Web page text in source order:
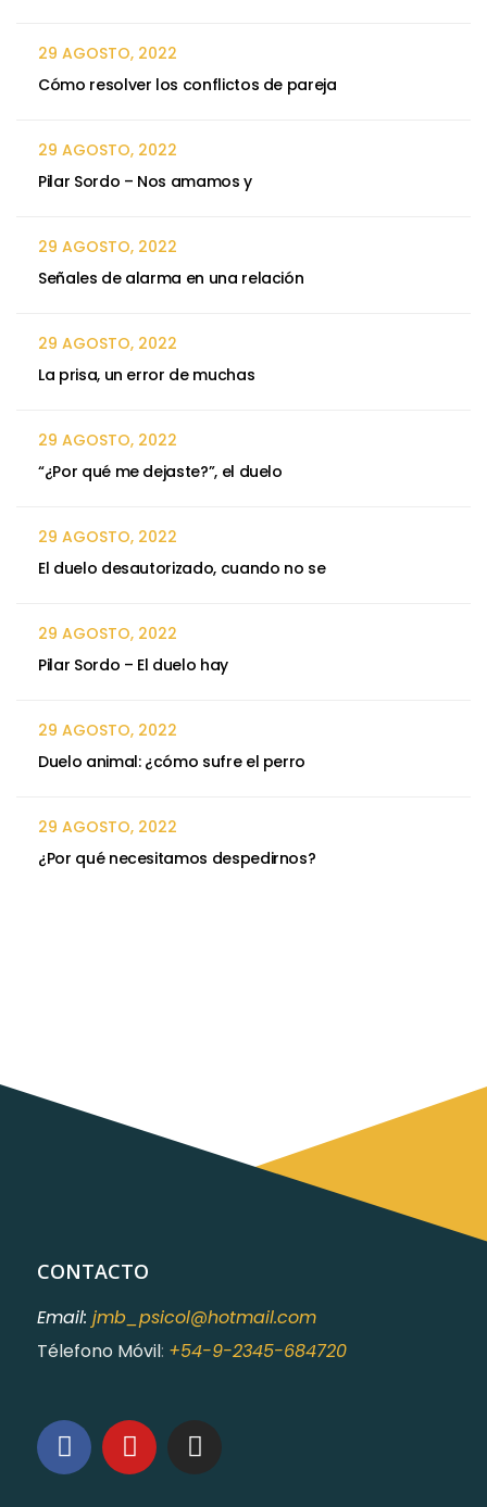
29 AGOSTO, 2022
Cómo resolver los conflictos de pareja
29 AGOSTO, 2022
Pilar Sordo – Nos amamos y
29 AGOSTO, 2022
Señales de alarma en una relación
29 AGOSTO, 2022
La prisa, un error de muchas
29 AGOSTO, 2022
“¿Por qué me dejaste?”, el duelo
29 AGOSTO, 2022
El duelo desautorizado, cuando no se
29 AGOSTO, 2022
Pilar Sordo – El duelo hay
29 AGOSTO, 2022
Duelo animal: ¿cómo sufre el perro
29 AGOSTO, 2022
¿Por qué necesitamos despedirnos?
CONTACTO
Email: jmb_psicol@hotmail.com
Télefono Móvil: +54-9-2345-684720